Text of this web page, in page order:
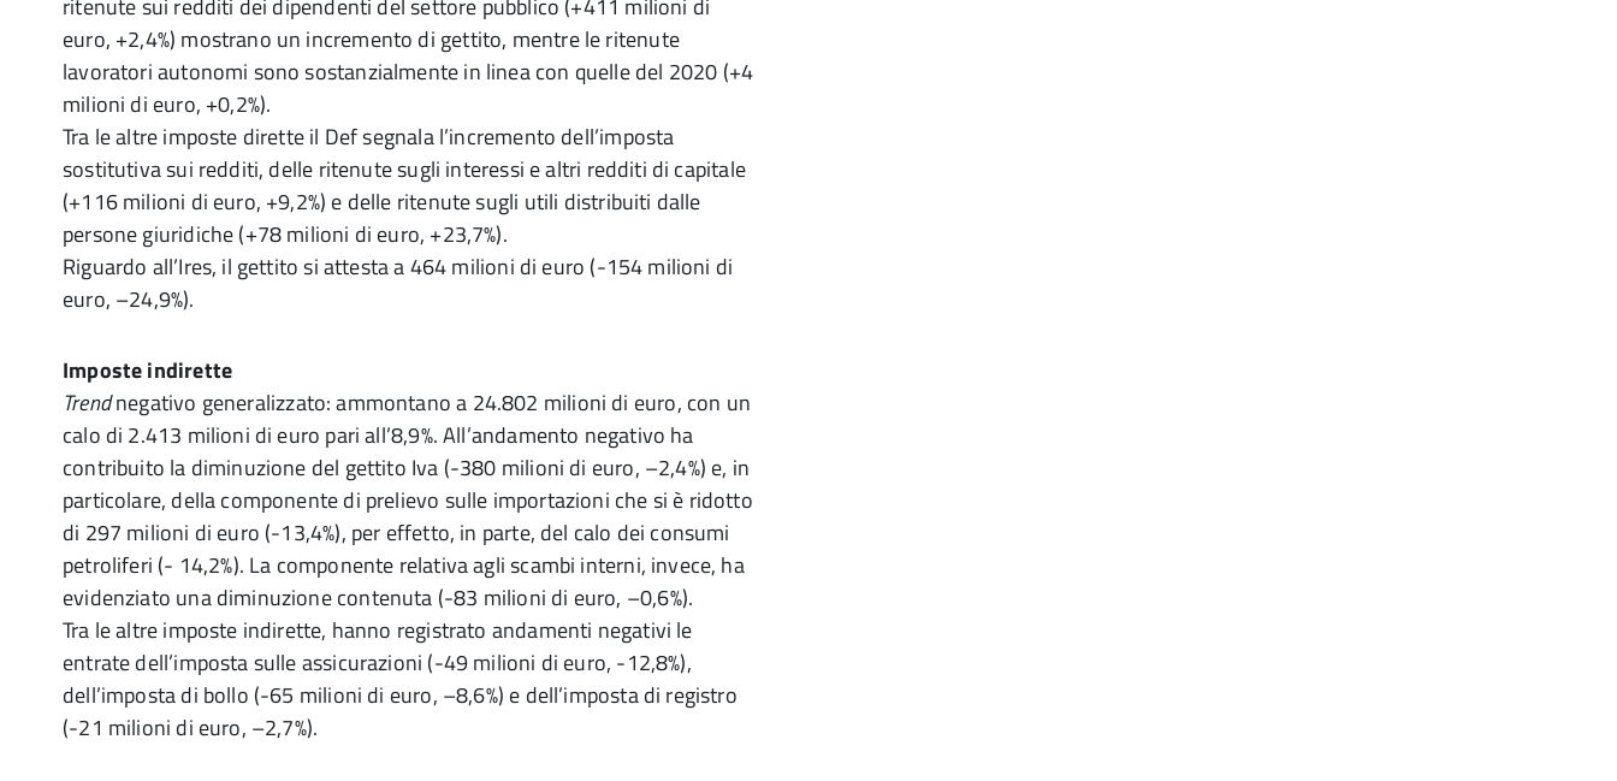
ritenute sui redditi dei dipendenti del settore pubblico (+411 milioni di
euro, +2,4%) mostrano un incremento di gettito, mentre le ritenute
lavoratori autonomi sono sostanzialmente in linea con quelle del 2020 (+4
milioni di euro, +0,2%).
Tra le altre imposte dirette il Def segnala l’incremento dell’imposta
sostitutiva sui redditi, delle ritenute sugli interessi e altri redditi di capitale
(+116 milioni di euro, +9,2%) e delle ritenute sugli utili distribuiti dalle
persone giuridiche (+78 milioni di euro, +23,7%).
Riguardo all’Ires, il gettito si attesta a 464 milioni di euro (-154 milioni di
euro, –24,9%).
Imposte indirette
Trendnegativo generalizzato: ammontano a 24.802 milioni di euro, con un
calo di 2.413 milioni di euro pari all’8,9%. All’andamento negativo ha
contribuito la diminuzione del gettito Iva (-380 milioni di euro, –2,4%) e, in
particolare, della componente di prelievo sulle importazioni che si è ridotto
di 297 milioni di euro (-13,4%), per effetto, in parte, del calo dei consumi
petroliferi (- 14,2%). La componente relativa agli scambi interni, invece, ha
evidenziato una diminuzione contenuta (-83 milioni di euro, –0,6%).
Tra le altre imposte indirette, hanno registrato andamenti negativi le
entrate dell’imposta sulle assicurazioni (-49 milioni di euro, -12,8%),
dell’imposta di bollo (-65 milioni di euro, –8,6%) e dell’imposta di registro
(-21 milioni di euro, –2,7%).